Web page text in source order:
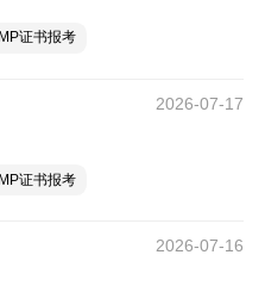
证书报考
2026-07-17
证书报考
2026-07-16